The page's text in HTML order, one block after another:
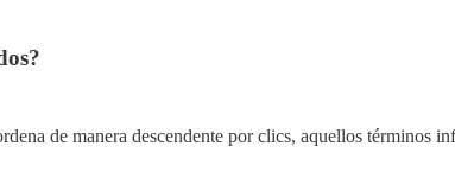
de manera descendente por clics, aquellos